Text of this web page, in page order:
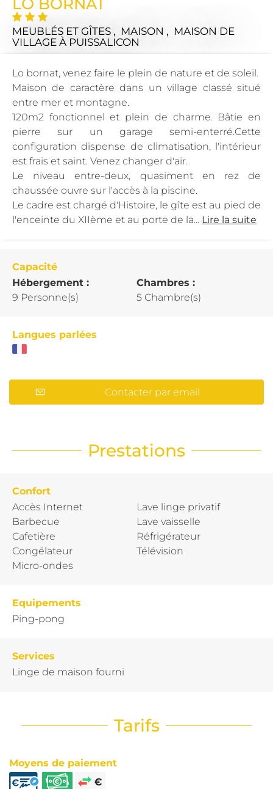
MEUBLÉS ET GÎTES , MAISON , MAISON DE
VILLAGE À PUISSALICON
Lo bornat, venez faire le plein de nature et de soleil.
Maison de caractère dans un village classé situé
entre mer et montagne.
120m2 fonctionnel et plein de charme. Bâtie en
pierre sur un garage semi-enterré.Cette
configuration dispense de climatisation, l'intérieur
est frais et saint. Venez changer d'air.
Le niveau entre-deux, quasiment en rez de
chaussée ouvre sur l'accès à la piscine.
Le cadre est chargé d'Histoire, le gîte est au pied de
l'enceinte du XIIème et au porte de la... Lire la suite
Capacité
Hébergement :
9 Personne(s)
Chambres :
5 Chambre(s)
Langues parlées
Contacter par email
Prestations
Confort
Accès Internet
Barbecue
Cafetière
Congélateur
Micro-ondes
Lave linge privatif
Lave vaisselle
Réfrigérateur
Télévision
Equipements
Ping-pong
Services
Linge de maison fourni
Tarifs
Moyens de paiement